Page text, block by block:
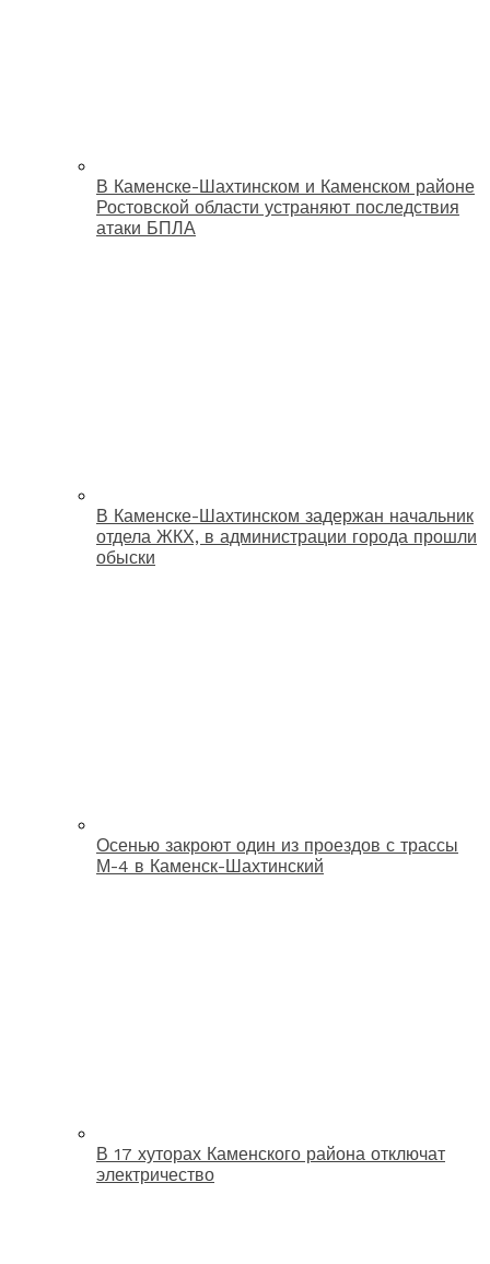
В Каменске-Шахтинском и Каменском районе
Ростовской области устраняют последствия
атаки БПЛА
В Каменске-Шахтинском задержан начальник
отдела ЖКХ, в администрации города прошли
обыски
Осенью закроют один из проездов с трассы
М-4 в Каменск-Шахтинский
В 17 хуторах Каменского района отключат
электричество